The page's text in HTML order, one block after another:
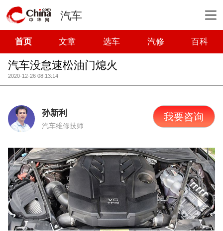
汽车
首页 文章 选车 汽修 百科
汽车没怠速松油门熄火
2020-12-26 08:13:14
孙新利
汽车维修技师
我要咨询